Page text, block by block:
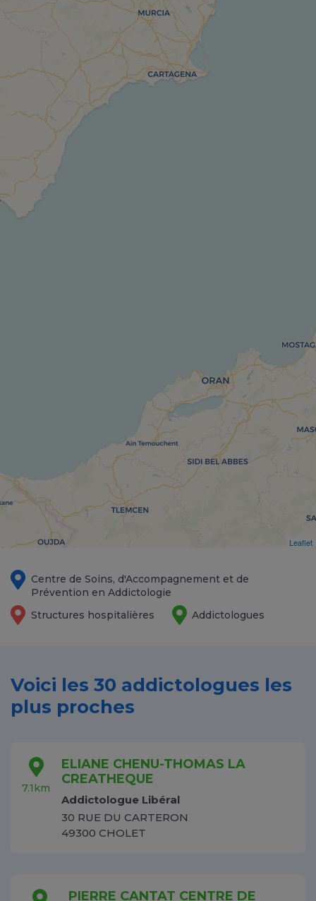
Leaflet
Centre de Soins, d'Accompagnement et de
Prévention en Addictologie
Structures hospitalières
Addictologues
Voici les 30 addictologues les
plus proches
7.1km
ELIANE CHENU-THOMAS LA
CREATHEQUE
Addictologue Libéral
30 RUE DU CARTERON
49300 CHOLET
PIERRE CANTAT CENTRE DE